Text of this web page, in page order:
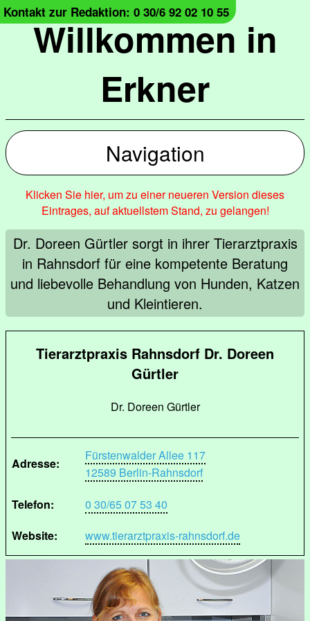
Willkommen in
Erkner
Kontakt zur Redaktion: 0 30/6 92 02 10 55
Navigation
Klicken Sie hier, um zu einer neueren Version dieses
Eintrages, auf aktuellstem Stand, zu gelangen!
Dr. Doreen Gürtler sorgt in ihrer Tierarztpraxis
in Rahnsdorf für eine kompetente Beratung
und liebevolle Behandlung von Hunden, Katzen
und Kleintieren.
Tierarztpraxis Rahnsdorf Dr. Doreen
Gürtler
Dr. Doreen Gürtler
Adresse:
Fürstenwalder Allee 117
12589 Berlin-Rahnsdorf
Telefon:
0 30/65 07 53 40
Website:
www.tierarztpraxis-rahnsdorf.de